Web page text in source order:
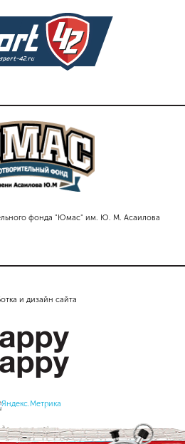
фонда "Юмас" им. Ю. М. Асаилова
и дизайн сайта